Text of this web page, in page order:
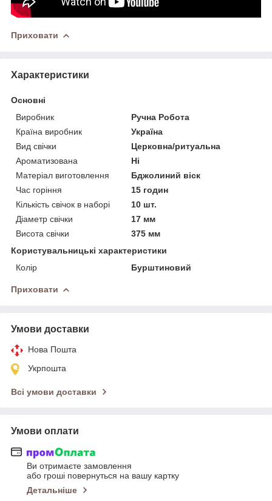
Приховати
Характеристики
Основні
Виробник
Ручна Робота
Країна виробник
Україна
Вид свічки
Церковна/ритуальна
Ароматизована
Ні
Матеріал виготовлення
Бджолиний віск
Час горіння
15 годин
Кількість свічок в наборі
10 шт.
Діаметр свічки
17 мм
Висота свічки
375 мм
Користувальницькі характеристики
Колір
Бурштиновий
Приховати
Умови доставки
Нова Пошта
Укрпошта
Всі умови доставки
Умови оплати
Ви отримаєте замовлення
або гроші повернуться на вашу картку
Детальніше